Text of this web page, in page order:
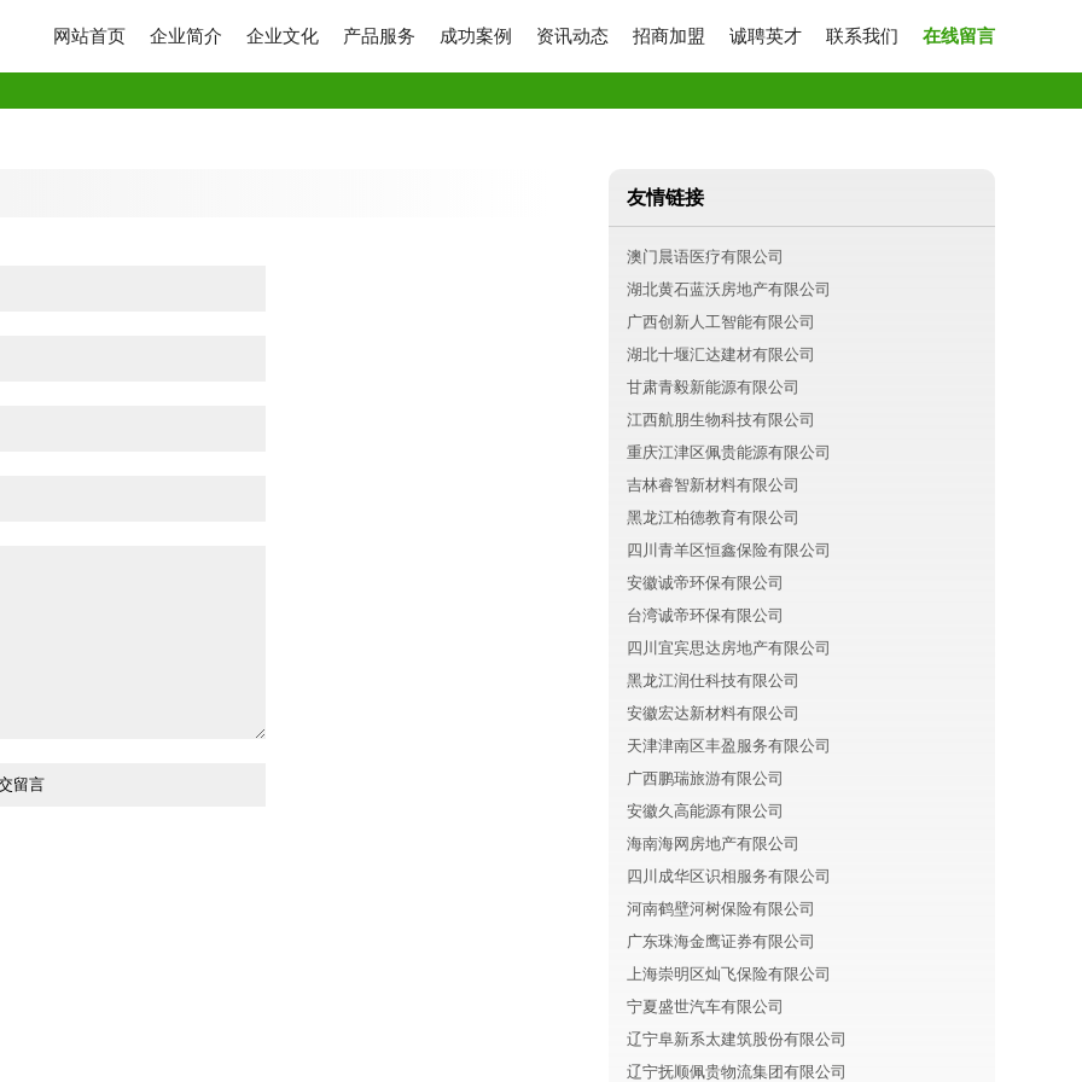
网站首页 企业简介 企业文化 产品服务 成功案例 资讯动态 招商加盟 诚聘英才 联系我们 在线留言
友情链接
澳门晨语医疗有限公司
湖北黄石蓝沃房地产有限公司
广西创新人工智能有限公司
湖北十堰汇达建材有限公司
甘肃青毅新能源有限公司
江西航朋生物科技有限公司
重庆江津区佩贵能源有限公司
吉林睿智新材料有限公司
黑龙江柏德教育有限公司
四川青羊区恒鑫保险有限公司
安徽诚帝环保有限公司
台湾诚帝环保有限公司
四川宜宾思达房地产有限公司
黑龙江润仕科技有限公司
安徽宏达新材料有限公司
天津津南区丰盈服务有限公司
广西鹏瑞旅游有限公司
安徽久高能源有限公司
海南海网房地产有限公司
四川成华区识相服务有限公司
河南鹤壁河树保险有限公司
广东珠海金鹰证券有限公司
上海崇明区灿飞保险有限公司
宁夏盛世汽车有限公司
辽宁阜新系太建筑股份有限公司
辽宁抚顺佩贵物流集团有限公司